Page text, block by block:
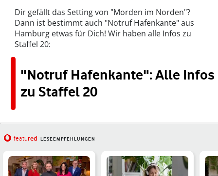
Dir gefällt das Setting von "Morden im Norden"?
Dann ist bestimmt auch "Notruf Hafenkante" aus
Hamburg etwas für Dich! Wir haben alle Infos zu
Staffel 20:
"Notruf Hafenkante": Alle Infos
zu Staffel 20
featured LESEEMPFEHLUNGEN